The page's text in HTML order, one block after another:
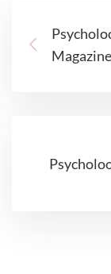
Magazine